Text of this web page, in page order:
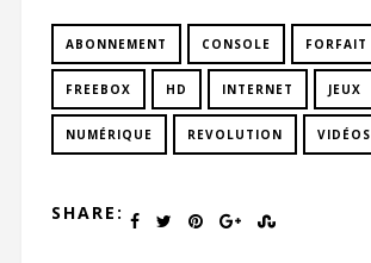
ABONNEMENT CONSOLE FORFAIT
FREEBOX HD INTERNET JEUX
NUMÉRIQUE REVOLUTION VIDÉOS
SHARE: